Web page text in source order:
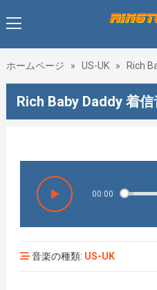
ホームページ » US-UK » Rich
Rich Baby Daddy 着信
00:00
音楽の種類: US-UK